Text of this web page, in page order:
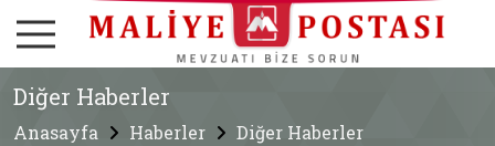
Diğer Haberler
Anasayfa Haberler
Diğer Haberler